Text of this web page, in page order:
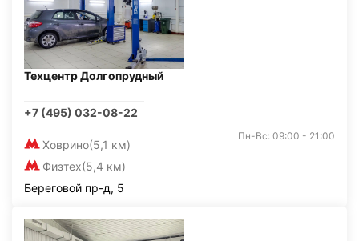
Техцентр Долгопрудный
+7 (495) 032-08-22
Ховрино(5,1 км)
Физтех(5,4 км)
Пн-Вс: 09:00 - 21:00
Береговой пр-д, 5